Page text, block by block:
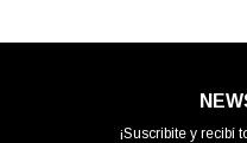
¡Suscribite y recibí